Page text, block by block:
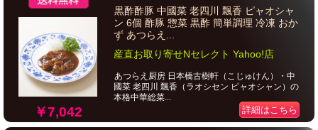
￥7,042
黒酢酢豚 中國菜 老四川 飄香 ピャオシャ
ン 6個 酢豚 惣菜 黒酢 簡単調理 冷凍 おか
ず あつらえ...
産直お取り寄せNセレクト Yahoo!店
あつらえ厨房 日本橋古樹軒（こじゅけん）・中
國菜 老四川 飄香（ラオシセン ピャオシャン）の
本格中華総菜...
詳細はこちら